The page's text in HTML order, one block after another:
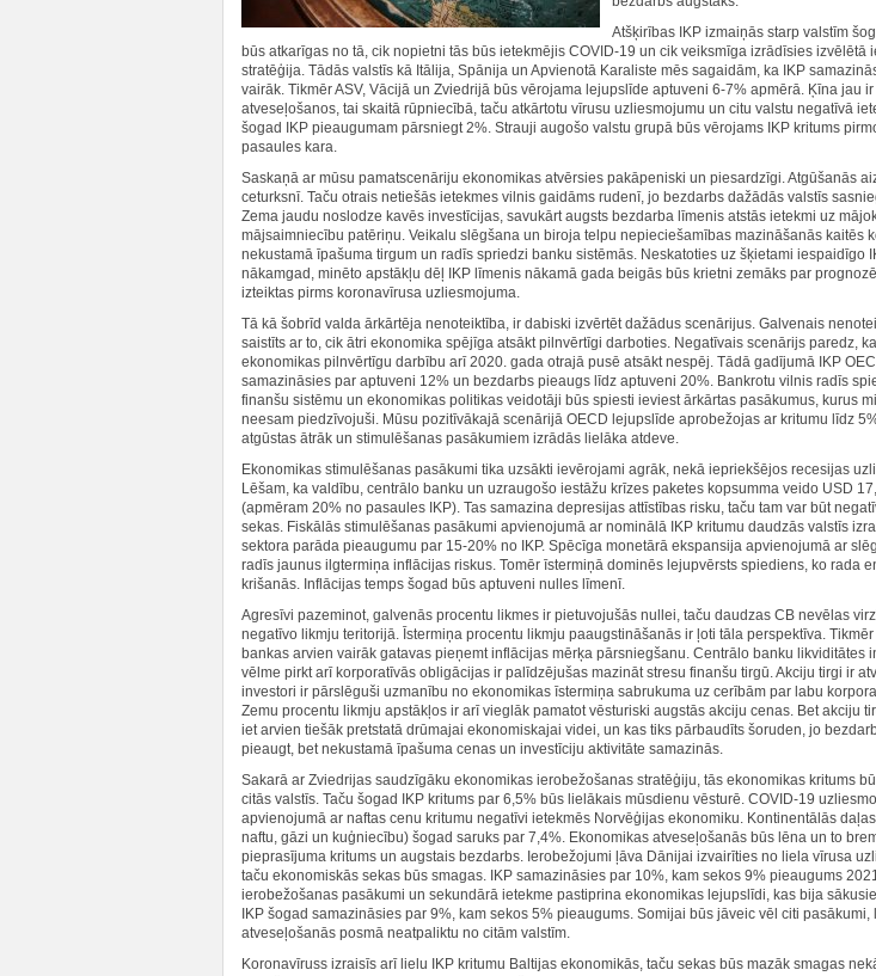
Atšķirības IKP izmaiņās starp valstīm
būs atkarīgas no tā, cik nopietni tās būs ietekmējis COVID-19 un cik veiksmīga izrādīsies izvēlētā
stratēģija. Tādās valstīs kā Itālija, Spānija un Apvienotā Karaliste mēs sagaidām, ka IKP
vairāk. Tikmēr ASV, Vācijā un Zviedrijā būs vērojama lejupslīde aptuveni 6-7% apmērā. Ķīna jau ir
atveseļošanos, tai skaitā rūpniecībā, taču atkārtotu vīrusu uzliesmojumu un citu valstu negatīvā
šogad IKP pieaugumam pārsniegt 2%. Strauji augošo valstu grupā būs vērojams IKP kritums
pasaules kara.
Saskaņā ar mūsu pamatscenāriju ekonomikas atvērsies pakāpeniski un piesardzīgi. Atgūšanās
ceturksnī. Taču otrais netiešās ietekmes vilnis gaidāms rudenī, jo bezdarbs dažādās valstīs
Zema jaudu noslodze kavēs investīcijas, savukārt augsts bezdarba līmenis atstās ietekmi uz
mājsaimniecību patēriņu. Veikalu slēgšana un biroja telpu nepieciešamības mazināšanās kaitēs
nekustamā īpašuma tirgum un radīs spriedzi banku sistēmās. Neskatoties uz šķietami iespaidīgo
nākamgad, minēto apstākļu dēļ IKP līmenis nākamā gada beigās būs krietni zemāks par
izteiktas pirms koronavīrusa uzliesmojuma.
Tā kā šobrīd valda ārkārtēja nenoteiktība, ir dabiski izvērtēt dažādus scenārijus. Galvenais
saistīts ar to, cik ātri ekonomika spējīga atsākt pilnvērtīgi darboties. Negatīvais scenārijs paredz,
ekonomikas pilnvērtīgu darbību arī 2020. gada otrajā pusē atsākt nespēj. Tādā gadījumā IKP
samazināsies par aptuveni 12% un bezdarbs pieaugs līdz aptuveni 20%. Bankrotu vilnis radīs
finanšu sistēmu un ekonomikas politikas veidotāji būs spiesti ieviest ārkārtas pasākumus, kurus
neesam piedzīvojuši. Mūsu pozitīvākajā scenārijā OECD lejupslīde aprobežojas ar kritumu līdz
atgūstas ātrāk un stimulēšanas pasākumiem izrādās lielāka atdeve.
Ekonomikas stimulēšanas pasākumi tika uzsākti ievērojami agrāk, nekā iepriekšējos recesijas
Lēšam, ka valdību, centrālo banku un uzraugošo iestāžu krīzes paketes kopsumma veido USD
(apmēram 20% no pasaules IKP). Tas samazina depresijas attīstības risku, taču tam var būt
sekas. Fiskālās stimulēšanas pasākumi apvienojumā ar nominālā IKP kritumu daudzās valstīs
sektora parāda pieaugumu par 15-20% no IKP. Spēcīga monetārā ekspansija apvienojumā ar
radīs jaunus ilgtermiņa inflācijas riskus. Tomēr īstermiņā dominēs lejupvērsts spiediens, ko rada
krišanās. Inflācijas temps šogad būs aptuveni nulles līmenī.
Agresīvi pazeminot, galvenās procentu likmes ir pietuvojušās nullei, taču daudzas CB nevēlas
negatīvo likmju teritorijā. Īstermiņa procentu likmju paaugstināšanās ir ļoti tāla perspektīva.
bankas arvien vairāk gatavas pieņemt inflācijas mērķa pārsniegšanu. Centrālo banku likviditātes
vēlme pirkt arī korporatīvās obligācijas ir palīdzējušas mazināt stresu finanšu tirgū. Akciju tirgi ir
investori ir pārslēguši uzmanību no ekonomikas īstermiņa sabrukuma uz cerībām par labu
Zemu procentu likmju apstākļos ir arī vieglāk pamatot vēsturiski augstās akciju cenas. Bet akciju
iet arvien tiešāk pretstatā drūmajai ekonomiskajai videi, un kas tiks pārbaudīts šoruden, jo
pieaugt, bet nekustamā īpašuma cenas un investīciju aktivitāte samazinās.
Sakarā ar Zviedrijas saudzīgāku ekonomikas ierobežošanas stratēģiju, tās ekonomikas kritums
citās valstīs. Taču šogad IKP kritums par 6,5% būs lielākais mūsdienu vēsturē. COVID-19
apvienojumā ar naftas cenu kritumu negatīvi ietekmēs Norvēģijas ekonomiku. Kontinentālās
naftu, gāzi un kuģniecību) šogad saruks par 7,4%. Ekonomikas atveseļošanās būs lēna un to
pieprasījuma kritums un augstais bezdarbs. Ierobežojumi ļāva Dānijai izvairīties no liela vīrusa
taču ekonomiskās sekas būs smagas. IKP samazināsies par 10%, kam sekos 9% pieaugums
ierobežošanas pasākumi un sekundārā ietekme pastiprina ekonomikas lejupslīdi, kas bija
IKP šogad samazināsies par 9%, kam sekos 5% pieaugums. Somijai būs jāveic vēl citi pasākumi,
atveseļošanās posmā neatpaliktu no citām valstīm.
Koronavīruss izraisīs arī lielu IKP kritumu Baltijas ekonomikās, taču sekas būs mazāk smagas